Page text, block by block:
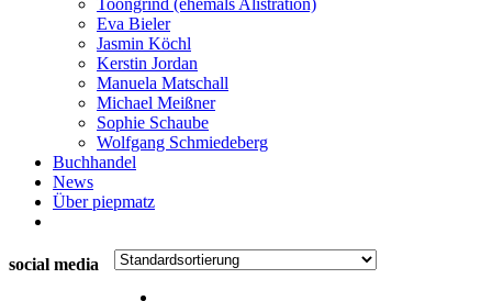
Toongrind (ehemals Alistration)
Eva Bieler
Jasmin Köchl
Kerstin Jordan
Manuela Matschall
Michael Meißner
Sophie Schaube
Wolfgang Schmiedeberg
Buchhandel
News
Über piepmatz
social media